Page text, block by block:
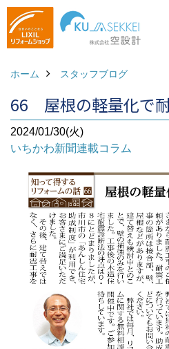
ホーム スタッフブログ
66 屋根の軽量化で
2024/01/30(火)
いちかわ新聞連載コラム